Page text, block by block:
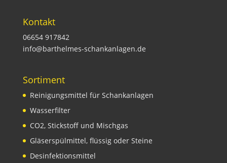
Kontakt
06654 917842
info@barthelmes-schankanlagen.de
Sortiment
Reinigungsmittel für Schankanlagen
Wasserfilter
CO2, Stickstoff und Mischgas
Gläserspülmittel, flüssig oder Steine
Desinfektionsmittel